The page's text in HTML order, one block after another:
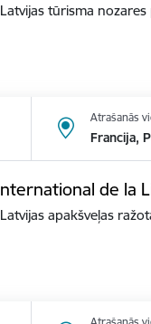
tūrisma
Atrašanās
Francija,
de la
apakšveļas